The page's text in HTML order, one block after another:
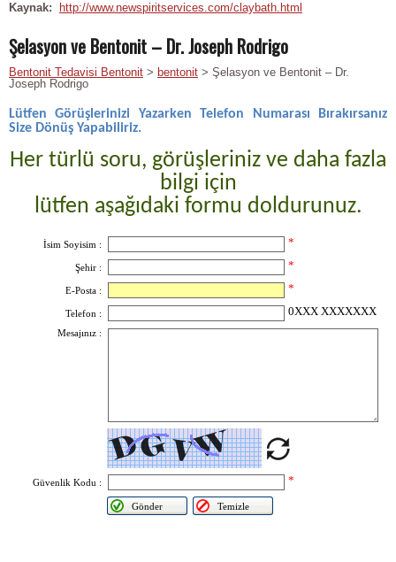
Kaynak: http://www.newspiritservices.com/claybath.html
Şelasyon ve Bentonit – Dr. Joseph Rodrigo
Bentonit Tedavisi Bentonit > bentonit > Şelasyon ve Bentonit – Dr.
Joseph Rodrigo
Lütfen Görüşlerinizi Yazarken Telefon Numarası Bırakırsanız
Size Dönüş Yapabiliriz.
Her türlü soru, görüşleriniz ve daha fazla
bilgi için
lütfen aşağıdaki formu doldurunuz.